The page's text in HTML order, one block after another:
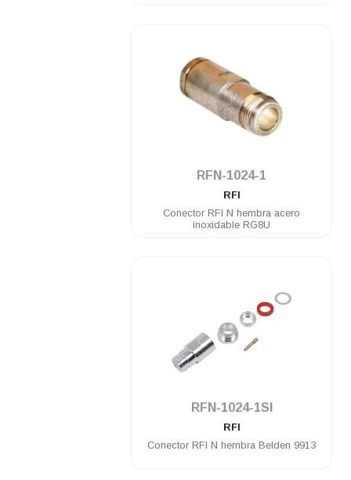
RFN-1024-1
RFI
Conector RFI N hembra acero
inoxidable RG8U
RFN-1024-1SI
RFI
Conector RFI N hembra Belden 9913